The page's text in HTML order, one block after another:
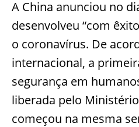
A China anunciou no
desenvolveu “com
o coronavírus. De
internacional, a
segurança em
liberada pelo
começou na mesma